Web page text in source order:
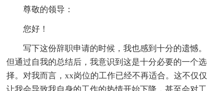
尊敬的领导：
您好！
写下这份辞职申请的时候，我也感到十分的遗憾。
但通过自我的总结后，我意识到这是十分必要的一个选
择。对我而言，xx岗位的工作已经不再适合。这不仅仅